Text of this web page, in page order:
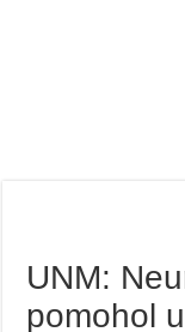
UNM:
pomohol